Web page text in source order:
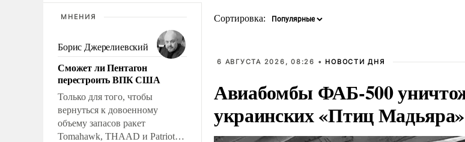
МНЕНИЯ
Борис Джерелиевский
Сможет ли Пентагон
перестроить ВПК США
Только для того, чтобы
вернуться к довоенному
объему запасов ракет
Tomahawk, THAAD и Patriot
Сортировка:
6 АВГУСТА 2026, 08:26 • НОВОСТИ ДНЯ
Авиабомбы ФАБ-500
украинских «Птиц Мадьяра»